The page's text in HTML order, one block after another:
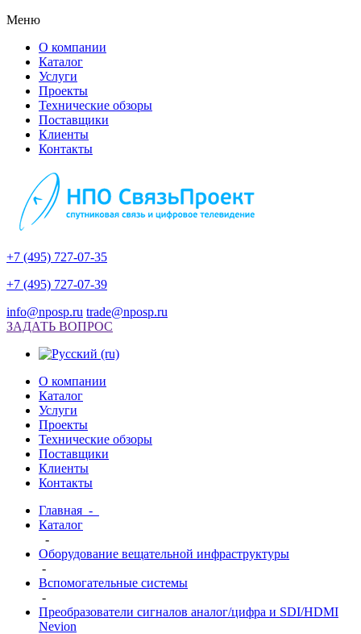
Меню
О компании
Каталог
Услуги
Проекты
Технические обзоры
Поставщики
Клиенты
Контакты
+7 (495) 727-07-35
+7 (495) 727-07-39
info@nposp.ru trade@nposp.ru
ЗАДАТЬ ВОПРОС
О компании
Каталог
Услуги
Проекты
Технические обзоры
Поставщики
Клиенты
Контакты
Главная -
Каталог
-
Оборудование вещательной инфраструктуры
-
Вспомогательные системы
-
Преобразователи сигналов аналог/цифра и SDI/HDMI
Nevion